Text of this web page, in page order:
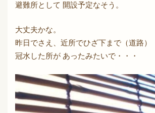
避難所として 開設予定なそう。
大丈夫かな。
昨日でさえ、近所でひざ下まで（道路）
冠水した所が あったみたいで・・・